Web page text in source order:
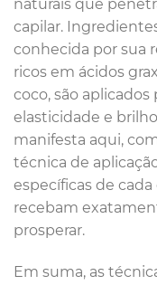
naturais que
capilar.
conhecida por sua
ricos em ácidos
coco, são
elasticidade e
manifesta aqui,
técnica de
específicas de
recebam
prosperar.
Em suma, as